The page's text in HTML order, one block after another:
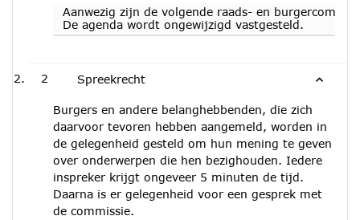
Aanwezig zijn de volgende raads- en
De agenda wordt ongewijzigd vastgesteld.
2 Spreekrecht
Burgers en andere belanghebbenden, die zich
daarvoor tevoren hebben aangemeld, worden in
de gelegenheid gesteld om hun mening te geven
over onderwerpen die hen bezighouden. Iedere
inspreker krijgt ongeveer 5 minuten de tijd.
Daarna is er gelegenheid voor een gesprek met
de commissie.